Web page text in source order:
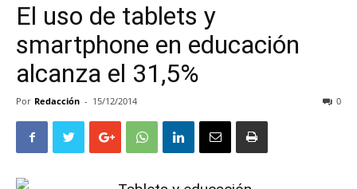
El uso de tablets y
smartphone en educación
alcanza el 31,5%
Por Redacción - 15/12/2014 0